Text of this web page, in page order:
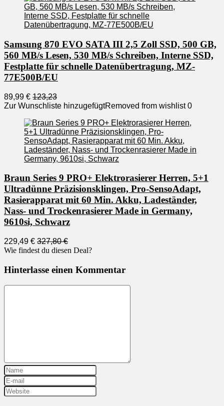
Samsung 870 EVO SATA III 2,5 Zoll SSD, 500 GB,
560 MB/s Lesen, 530 MB/s Schreiben, Interne SSD,
Festplatte für schnelle Datenübertragung, MZ-
77E500B/EU
89,99 € 123,23
Zur Wunschliste hinzugefügtRemoved from wishlist 0
Braun Series 9 PRO+ Elektrorasierer Herren, 5+1
Ultradünne Präzisionsklingen, Pro-SensoAdapt,
Rasierapparat mit 60 Min. Akku, Ladeständer,
Nass- und Trockenrasierer Made in Germany,
9610si, Schwarz
229,49 € 327,80 €
Wie findest du diesen Deal?
Hinterlasse einen Kommentar